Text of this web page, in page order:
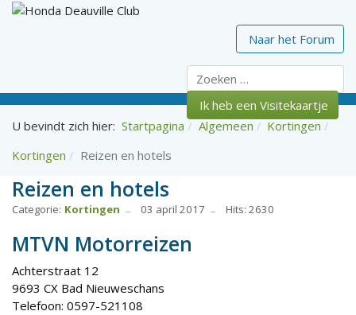
Naar het Forum
Zoeken
Ik heb een Visitekaartje
U bevindt zich hier: Startpagina Algemeen
Kortingen
Kortingen
Reizen en hotels
Reizen en hotels
Categorie: Kortingen 03 april 2017 Hits: 2630
MTVN Motorreizen
Achterstraat 12
9693 CX Bad Nieuweschans
Telefoon: 0597-521108